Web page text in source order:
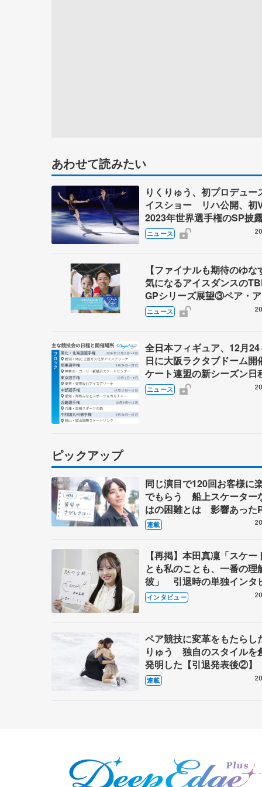
あわせて読みたい
りくりゅう、初プロデュー
イスショー リハ公開、初
2023年世界選手権のSP
ゼボロ、チョクベイら豪華
ーが来日
ニュース
【ファイナルも期待のゆ
気になるアイスダンスの
GPシリーズ展望③ペア・
ダンス編】 ポッドキャス
を配信
ニュース
全日本フィギュア、12月
日に大阪ラクタブドーム
ケート連盟の新シーズン日
ニュース
ピックアップ
同じ演目で120回お客様に
でもらう 船上スケーター
はの困難とは 影響あった
キャプテン松永さんの存在
連載
【再掲】本田真凜「スケー
とも私のことも、一番の理
彼」 引退時の単独インタ
で語った競技人生や家族、
これからの夢…
インタビュー
ペア競技に変革をもたらし
りゅう 独自のスタイルを
発明した【引退発表後②】
連載